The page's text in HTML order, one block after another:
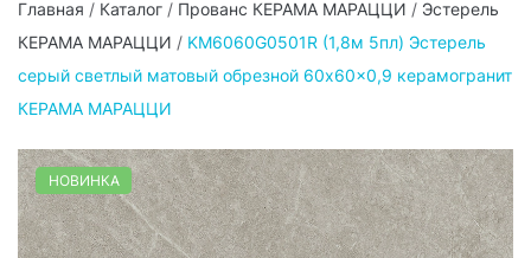
Главная / Каталог / Прованс КЕРАМА МАРАЦЦИ / Эстерель
КЕРАМА МАРАЦЦИ / KM6060G0501R (1,8м 5пл) Эстерель
серый светлый матовый обрезной 60x60x0,9 керамогранит
КЕРАМА МАРАЦЦИ
НОВИНКА